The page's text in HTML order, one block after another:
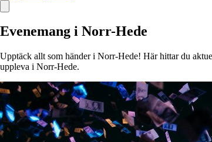
Evenemang i Norr-Hede
Upptäck allt som händer i Norr-Hede! Här hittar du
uppleva i Norr-Hede.